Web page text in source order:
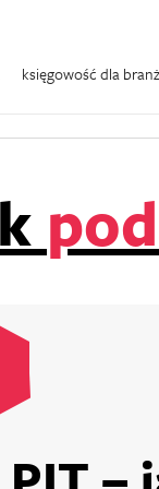
księgowość dla branż
Podatki